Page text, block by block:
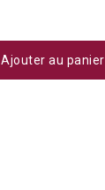
Ajouter au panier